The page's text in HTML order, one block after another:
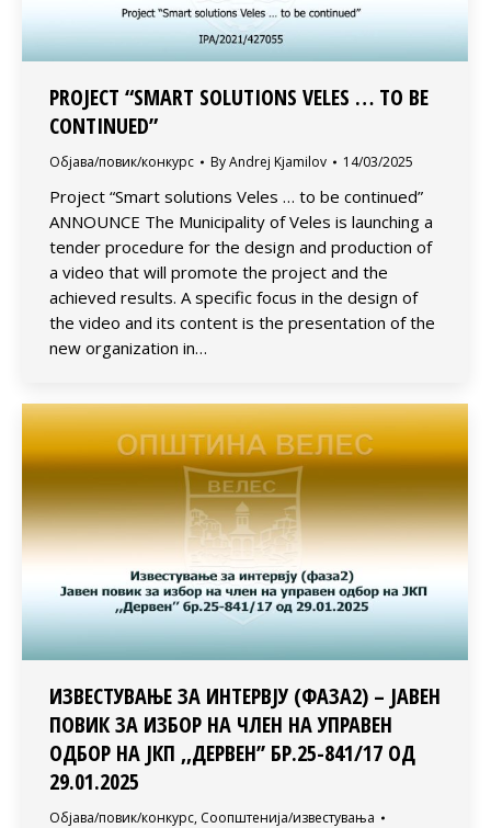
PROJECT “SMART SOLUTIONS VELES … TO BE
CONTINUED”
Објава/повик/конкурс ByAndrej Kjamilov 14/03/2025
Project “Smart solutions Veles … to be continued”
ANNOUNCE The Municipality of Veles is launching a
tender procedure for the design and production of
a video that will promote the project and the
achieved results. A specific focus in the design of
the video and its content is the presentation of the
new organization in…
ИЗВЕСТУВАЊЕ ЗА ИНТЕРВЈУ (ФАЗА2) – ЈАВЕН
ПОВИК ЗА ИЗБОР НА ЧЛЕН НА УПРАВЕН
ОДБОР НА ЈКП ,,ДЕРВЕН’’ БР.25-841/17 ОД
29.01.2025
Објава/повик/конкурс, Соопштенија/известувања